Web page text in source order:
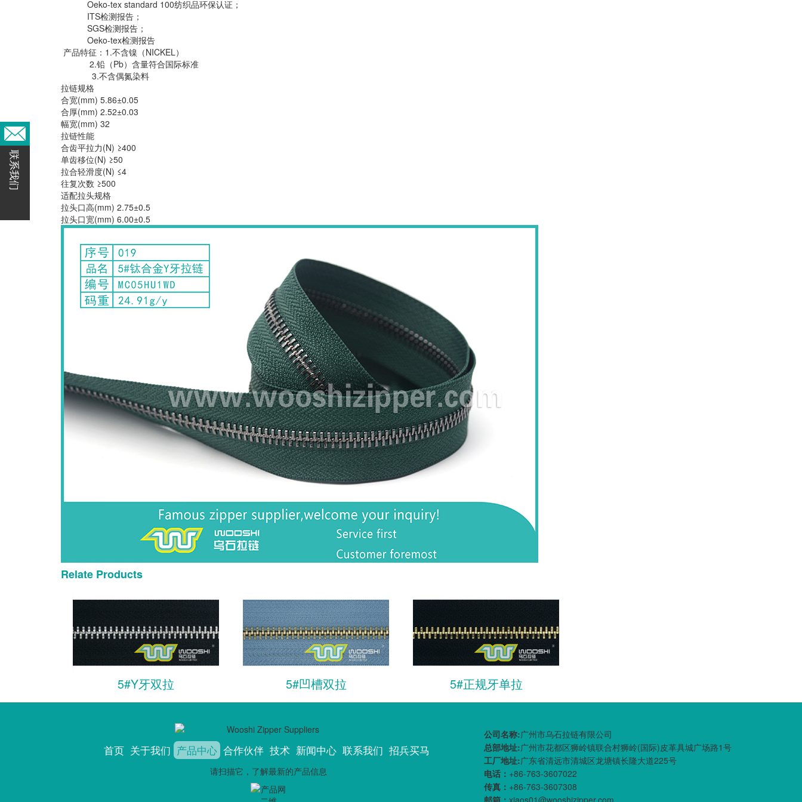
联系我们
Oeko-tex standard 100纺织品环保认证；
ITS检测报告；
SGS检测报告；
Oeko-tex检测报告
产品特征：1.不含镍（NICKEL）
2.铅（Pb）含量符合国际标准
3.不含偶氮染料
拉链规格
合宽(mm) 5.86±0.05
合厚(mm) 2.52±0.03
幅宽(mm) 32
拉链性能
合齿平拉力(N) ≥400
单齿移位(N) ≥50
拉合轻滑度(N) ≤4
往复次数 ≥500
适配拉头规格
拉头口高(mm) 2.75±0.5
拉头口宽(mm) 6.00±0.5
Relate Products
5#Y牙双拉 5#凹槽双拉 5#正规牙单拉
首页 关于我们 产品中心 合作伙伴 技术 新闻中心 联系我们 招兵买马
请扫描它，了解最新的产品信息
公司名称:广州市乌石拉链有限公司
总部地址:广州市花都区狮岭镇联合村狮岭(国际)皮革具城广场路1号
工厂地址:广东省清远市清城区龙塘镇长隆大道225号
电话： +86-763-3607022
传真： +86-763-3607308
邮箱：xiaos01@wooshizipper.com